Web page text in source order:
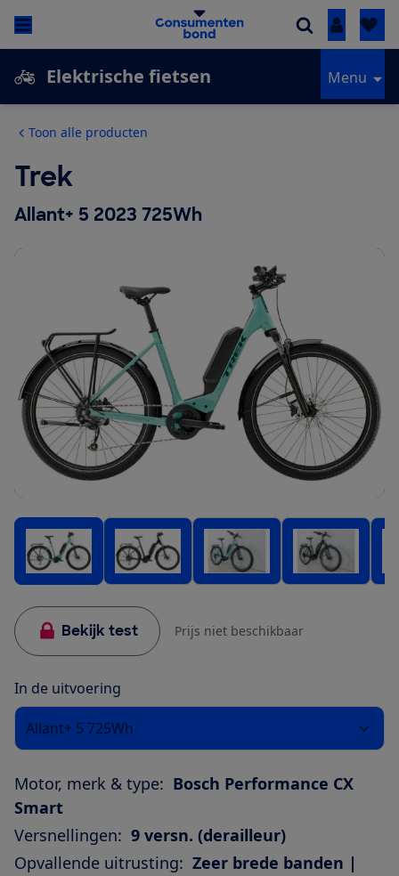
Inloggen
Elektrische fietsen Menu
Toon alle producten
Trek
Allant+ 5 2023 725Wh
Bekijk test Prijs niet beschikbaar
In de uitvoering
Allant+ 5 725Wh
Motor, merk & type: Bosch Performance CX
Smart
Versnellingen: 9 versn. (derailleur)
Opvallende uitrusting: Zeer brede banden |